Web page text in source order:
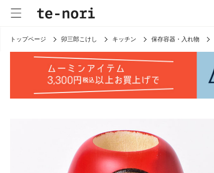
トップページ 卯三郎こけし キッチン 保存容器・入れ物